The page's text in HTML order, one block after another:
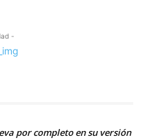
-
por completo en su versión